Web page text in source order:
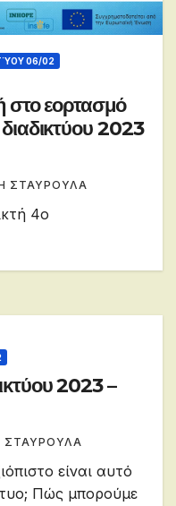
06/02
στο εορτασμό
2023
ΣΤΑΥΡΟΥΛΑ
4o
2023 –
ΣΤΑΥΡΟΥΛΑ
είναι αυτό
Πώς μπορούμε